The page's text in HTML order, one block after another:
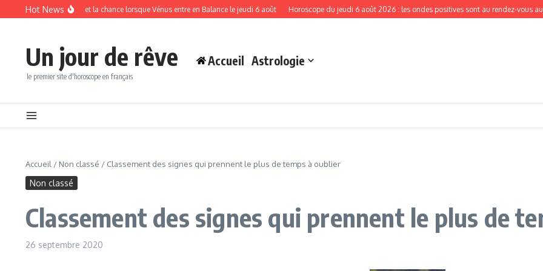
Aller au contenu
Hot News
l’abondance et la chance lorsque Vénus entre en Balance le jeudi 6 août Horoscope du jeudi 6 août 2026 : les ondes positives sont au rendez-vous
Un jour de rêve
le premier site d'horoscope en français
Accueil Astrologie
Accueil / Non classé / Classement des signes qui prennent le plus de temps à oublier
Non classé
Classement des signes qui prennent le plus de
26 septembre 2020